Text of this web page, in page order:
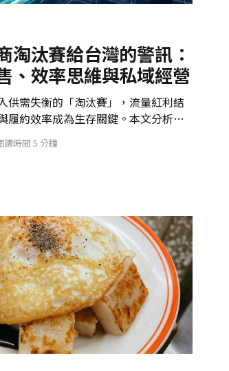
淘汰賽給台灣的警訊：
、效率思維與私域經營
供需失衡的「淘汰賽」，流量紅利結
履約效率成為生存關鍵。本文分析經
是錢坑？為何品牌必須從流量思維轉
讀時間 5 分鐘